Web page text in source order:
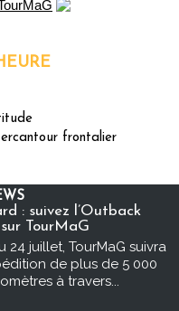
frontalier
: suivez l’Outback
TourMaG
24 juillet, TourMaG suivra
de plus de 5 000
à travers...